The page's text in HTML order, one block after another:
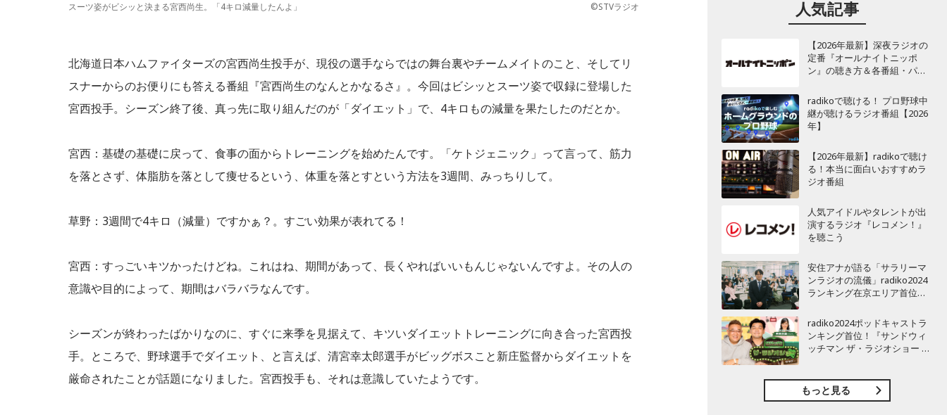
スーツ姿がビシッと決まる宮西尚生。「4キロ減量したんよ」 ©STVラジオ
北海道日本ハムファイターズの宮西尚生投手が、現役の選手ならではの舞台裏やチームメイトのこと、そしてリ
スナーからのお便りにも答える番組『宮西尚生のなんとかなるさ』。今回はビシッとスーツ姿で収録に登場した
宮西投手。シーズン終了後、真っ先に取り組んだのが「ダイエット」で、4キロもの減量を果たしたのだとか。
宮西：基礎の基礎に戻って、食事の面からトレーニングを始めたんです。「ケトジェニック」って言って、筋力
を落とさず、体脂肪を落として痩せるという、体重を落とすという方法を3週間、みっちりして。
草野：3週間で4キロ（減量）ですかぁ？。すごい効果が表れてる！
宮西：すっごいキツかったけどね。これはね、期間があって、長くやればいいもんじゃないんですよ。その人の
意識や目的によって、期間はバラバラなんです。
シーズンが終わったばかりなのに、すぐに来季を見据えて、キツいダイエットトレーニングに向き合った宮西投
手。ところで、野球選手でダイエット、と言えば、清宮幸太郎選手がビッグボスこと新庄監督からダイエットを
厳命されたことが話題になりました。宮西投手も、それは意識していたようです。
人気記事
【2026年最新】深夜ラジオの
定番『オールナイトニッポ
ン』の聴き方＆各番組・パー
radikoで聴ける！ プロ野球中
継が聴けるラジオ番組【2026
年】
【2026年最新】radikoで聴け
る！本当に面白いおすすめラ
ジオ番組
人気アイドルやタレントが出
演するラジオ『レコメン！』
を聴こう
安住アナが語る「サラリーマ
ンラジオの流儀」radiko2024
ランキング在京エリア首位
曜天国』インタビュー
radiko2024ポッドキャストラ
ンキング首位！『サンドウィ
ッチマン ザ・ラジオショー サ
もっと見る